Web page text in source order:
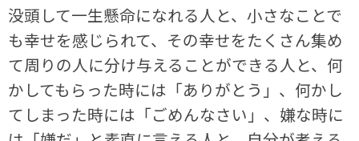
没頭して一生懸命になれる人と、小さなことで
も幸せを感じられて、その幸せをたくさん集め
て周りの人に分け与えることができる人と、何
かしてもらった時には「ありがとう」、何かし
てしまった時には「ごめんなさい」、嫌な時に